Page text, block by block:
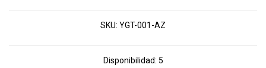
SKU: YGT-001-AZ
Disponibilidad: 5